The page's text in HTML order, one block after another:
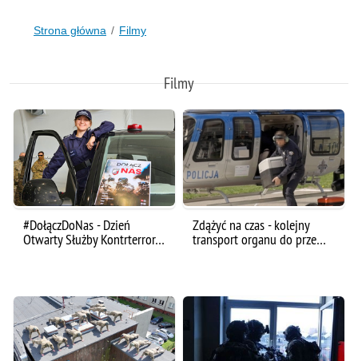
Strona główna Filmy
Filmy
#DołączDoNas - Dzień
Otwarty Służby Kontrterror…
Zdążyć na czas - kolejny
transport organu do prze…